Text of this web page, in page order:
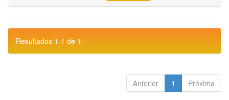
Resultados 1-1 de 1.
Anterior 1 Próxima